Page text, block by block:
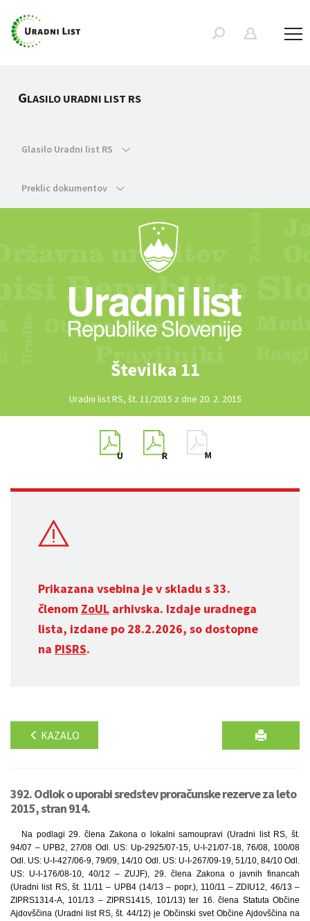
GLASILO URADNI LIST RS
Glasilo Uradni list RS
Preklic dokumentov
Številka 11
Uradni list RS, št. 11/2015 z dne 20. 2. 2015
Prikazana vsebina je v skladu s 33.
členom ZoUL arhivska. Izdaje uradnega
lista, izdane po 28.2.2026, so dostopne
na PISRS.
KAZALO
392. Odlok o uporabi sredstev proračunske rezerve za leto
2015, stran 914.
Na podlagi 29. člena Zakona o lokalni samoupravi (Uradni list RS, št.
94/07 – UPB2, 27/08 Odl. US: Up-2925/07-15, U-I-21/07-18, 76/08, 100/08
Odl. US: U-I-427/06-9, 79/09, 14/10 Odl. US: U-I-267/09-19, 51/10, 84/10 Odl.
US: U-I-176/08-10, 40/12 – ZUJF), 29. člena Zakona o javnih financah
(Uradni list RS, št. 11/11 – UPB4 (14/13 – popr.), 110/11 – ZDIU12, 46/13 –
ZIPRS1314-A, 101/13 – ZIPRS1415, 101/13) ter 16. člena Statuta Občine
Ajdovščina (Uradni list RS, št. 44/12) je Občinski svet Občine Ajdovščina na